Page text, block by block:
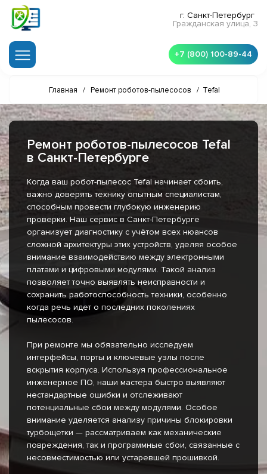
г. Санкт-Петербург
Гражданская улица, 3
+7 (800) 100-89-44
Главная / Ремонт роботов-пылесосов / Tefal
Ремонт роботов-пылесосов Tefal
в Санкт-Петербурге
Когда ваш робот-пылесос Tefal начинает сбоить,
важно доверять технику опытным специалистам,
способным провести глубокую инженерию
проверки. Наш сервис в Санкт-Петербурге
организует диагностику с учётом всех нюансов
сложной архитектуры этих устройств, уделяя особое
внимание взаимодействию между электронными
платами и цифровыми модулями. Такой анализ
позволяет точно выявлять неисправности и
сохранить работоспособность техники, особенно
когда речь идет о последних поколениях
пылесосов.
При ремонте мы обязательно исследуем
интерфейсы, порты и ключевые узлы после
вскрытия корпуса. Используя профессиональное
инженерное ПО, наши мастера быстро выявляют
нестандартные ошибки и отслеживают
потенциальные сбои между модулями. Особое
внимание уделяется анализу причины блокировки
турбощетки — рассматриваем как механические
повреждения, так и программные сбои, связанные с
несовместимостью или устаревшей прошивкой.